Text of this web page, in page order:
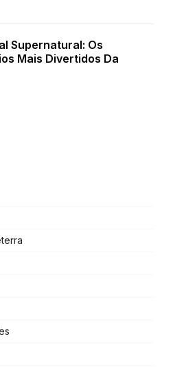
Supernatural: Os
Mais Divertidos Da